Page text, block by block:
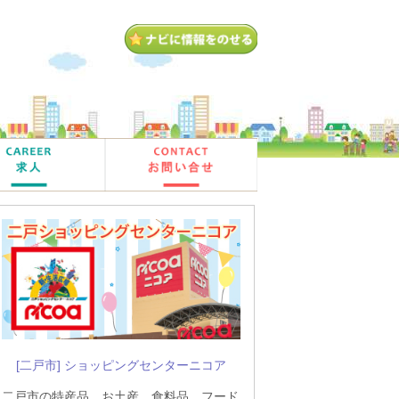
[二戸市] ショッピングセンターニコア